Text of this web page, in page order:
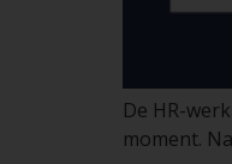
De HR-
moment.